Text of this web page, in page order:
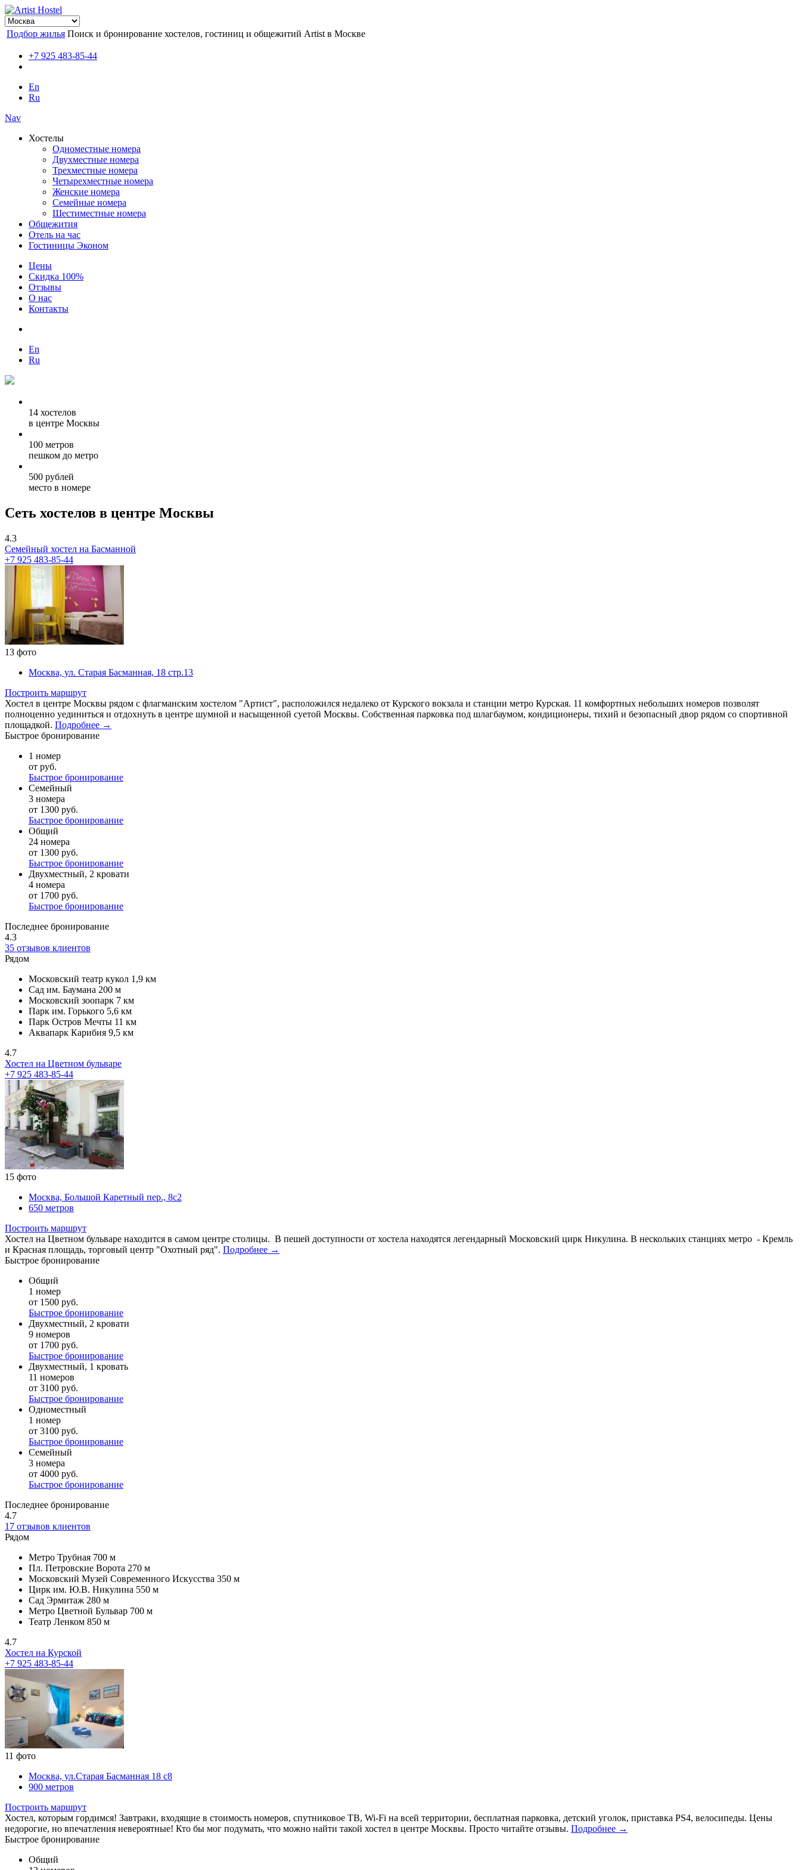
Подбор жилья Поиск и бронирование хостелов, гостиниц и общежитий Artist в Москве
+7 925 483-85-44
En
Ru
Nav
Хостелы
Одноместные номера
Двухместные номера
Трехместные номера
Четырехместные номера
Женские номера
Семейные номера
Шестиместные номера
Общежития
Отель на час
Гостиницы Эконом
Цены
Скидка 100%
Отзывы
О нас
Контакты
En
Ru
14 хостелов
в центре Москвы
100 метров
пешком до метро
500 рублей
место в номере
Сеть хостелов в центре Москвы
4.3
Семейный хостел на Басманной
+7 925 483-85-44
13 фото
Москва, ул. Старая Басманная, 18 стр.13
Построить маршрут
Хостел в центре Москвы рядом с флагманским хостелом "Артист", расположился недалеко от Курского вокзала и станции метро Курская. 11 комфортных небольших номеров позволят
полноценно уединиться и отдохнуть в центре шумной и насыщенной суетой Москвы. Собственная парковка под шлагбаумом, кондиционеры, тихий и безопасный двор рядом со спортивной
площадкой. Подробнее →
Быстрое бронирование
1 номер
от руб.
Быстрое бронирование
Семейный
3 номера
от 1300 руб.
Быстрое бронирование
Общий
24 номера
от 1300 руб.
Быстрое бронирование
Двухместный, 2 кровати
4 номера
от 1700 руб.
Быстрое бронирование
Последнее бронирование
4.3
35 отзывов клиентов
Рядом
Московский театр кукол 1,9 км
Сад им. Баумана 200 м
Московский зоопарк 7 км
Парк им. Горького 5,6 км
Парк Остров Мечты 11 км
Аквапарк Карибия 9,5 км
4.7
Хостел на Цветном бульваре
+7 925 483-85-44
15 фото
Москва, Большой Каретный пер., 8с2
650 метров
Построить маршрут
Хостел на Цветном бульваре находится в самом центре столицы. В пешей доступности от хостела находятся легендарный Московский цирк Никулина. В нескольких станциях метро - Кремль
и Красная площадь, торговый центр "Охотный ряд". Подробнее →
Быстрое бронирование
Общий
1 номер
от 1500 руб.
Быстрое бронирование
Двухместный, 2 кровати
9 номеров
от 1700 руб.
Быстрое бронирование
Двухместный, 1 кровать
11 номеров
от 3100 руб.
Быстрое бронирование
Одноместный
1 номер
от 3100 руб.
Быстрое бронирование
Семейный
3 номера
от 4000 руб.
Быстрое бронирование
Последнее бронирование
4.7
17 отзывов клиентов
Рядом
Метро Трубная 700 м
Пл. Петровские Ворота 270 м
Московский Музей Современного Искусства 350 м
Цирк им. Ю.В. Никулина 550 м
Сад Эрмитаж 280 м
Метро Цветной Бульвар 700 м
Театр Ленком 850 м
4.7
Хостел на Курской
+7 925 483-85-44
11 фото
Москва, ул.Старая Басманная 18 с8
900 метров
Построить маршрут
Хостел, которым гордимся! Завтраки, входящие в стоимость номеров, спутниковое ТВ, Wi-Fi на всей территории, бесплатная парковка, детский уголок, приставка PS4, велосипеды. Цены
недорогие, но впечатления невероятные! Кто бы мог подумать, что можно найти такой хостел в центре Москвы. Просто читайте отзывы. Подробнее →
Быстрое бронирование
Общий